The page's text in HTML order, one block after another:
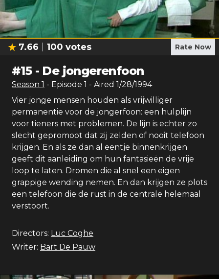
7.66 100 votes Rate Now
#15- De jongerenfoon
Season 1 - Episode 1 - Aired 1/28/1994
Vier jonge mensen houden als vrijwilliger
permanentie voor de jongerfoon: een hulplijn
voor tieners met problemen. De lijn is echter zo
slecht gepromoot dat zij zelden of nooit telefoon
krijgen. En als ze dan al eentje binnenkrijgen
geeft dit aanleiding om hun fantasieën de vrije
loop te laten. Dromen die al snel een eigen
grappige wending nemen. En dan krijgen ze plots
een telefoon die de rust in de centrale helemaal
verstoort.
Directors: Luc Coghe
Writer: Bart De Pauw